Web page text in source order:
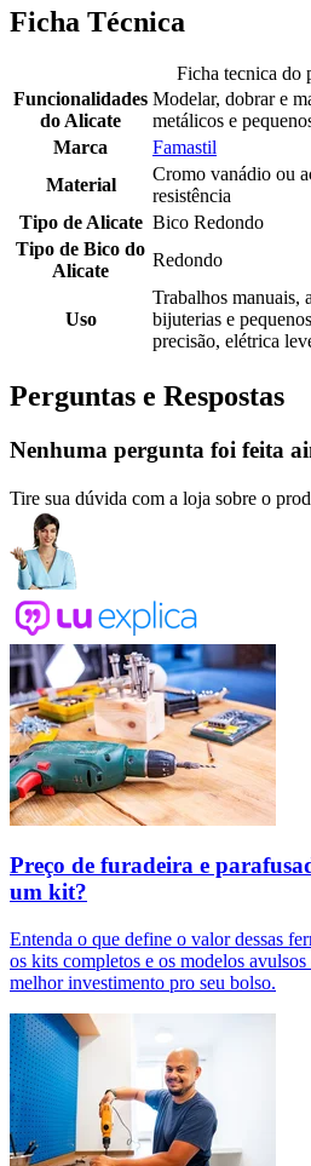
Ficha Técnica
Ficha tecnica do
Funcionalidades
do Alicate
Modelar, dobrar e
metálicos e
Marca
Famastil
Material
Cromo vanádio ou
resistência
Tipo de Alicate Bico Redondo
Tipo de Bico do
Alicate
Redondo
Uso
Trabalhos manuais,
bijuterias e
precisão, elétrica
Perguntas e Respostas
Nenhuma pergunta foi feita
Tire sua dúvida com a loja sobre o
Preço de furadeira e
um kit?
Entenda o que define o valor dessas
os kits completos e os modelos
melhor investimento pro seu bolso.